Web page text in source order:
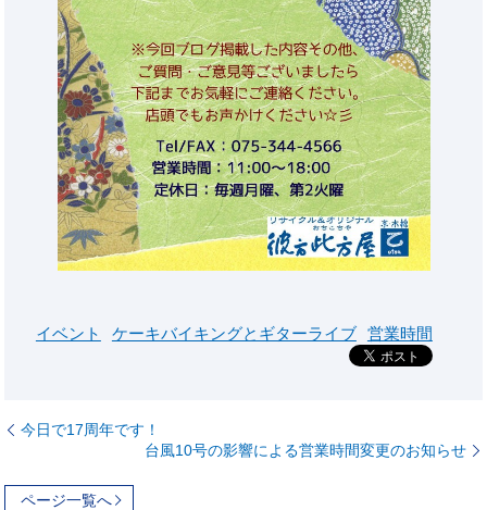
イベント ケーキバイキングとギターライブ 営業時間
今日で17周年です！
台風10号の影響による営業時間変更のお知らせ
ページ一覧へ